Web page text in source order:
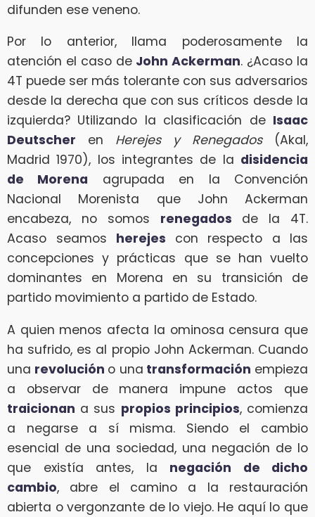
difunden ese veneno.
Por lo anterior, llama poderosamente la
atención el caso de John Ackerman. ¿Acaso la
4T puede ser más tolerante con sus adversarios
desde la derecha que con sus críticos desde la
izquierda? Utilizando la clasificación de Isaac
Deutscher en Herejes y Renegados(Akal,
Madrid 1970), los integrantes de la disidencia
de Morena agrupada en la Convención
Nacional Morenista que John Ackerman
encabeza, no somos renegados de la 4T.
Acaso seamos herejes con respecto a las
concepciones y prácticas que se han vuelto
dominantes en Morena en su transición de
partido movimiento a partido de Estado.
A quien menos afecta la ominosa censura que
ha sufrido, es al propio John Ackerman. Cuando
una revolución o una transformación empieza
a observar de manera impune actos que
traicionan a sus propios principios, comienza
a negarse a sí misma. Siendo el cambio
esencial de una sociedad, una negación de lo
que existía antes, la negación de dicho
cambio, abre el camino a la restauración
abierta o vergonzante de lo viejo. He aquí lo que